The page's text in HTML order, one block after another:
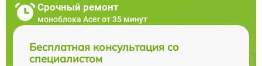
Срочный ремонт
моноблока Acer от 35 минут
Бесплатная консультация со
специалистом